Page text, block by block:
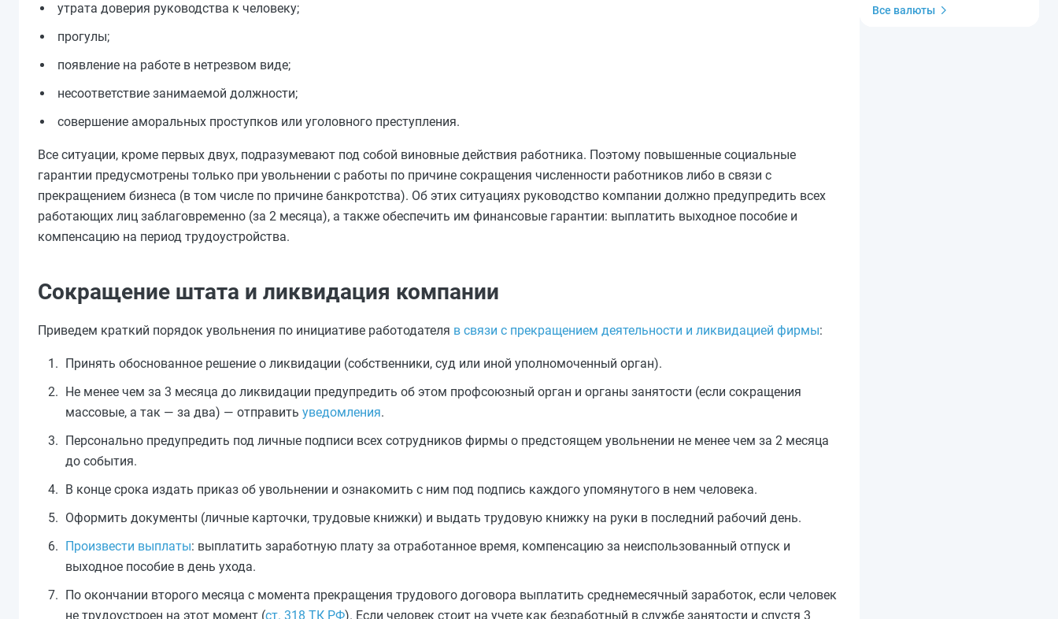
утрата доверия руководства к человеку;
прогулы;
появление на работе в нетрезвом виде;
несоответствие занимаемой должности;
совершение аморальных проступков или уголовного преступления.
Все ситуации, кроме первых двух, подразумевают под собой виновные действия работника. Поэтому повышенные социальные
гарантии предусмотрены только при увольнении с работы по причине сокращения численности работников либо в связи с
прекращением бизнеса (в том числе по причине банкротства). Об этих ситуациях руководство компании должно предупредить всех
работающих лиц заблаговременно (за 2 месяца), а также обеспечить им финансовые гарантии: выплатить выходное пособие и
компенсацию на период трудоустройства.
Сокращение штата и ликвидация компании
Приведем краткий порядок увольнения по инициативе работодателя в связи с прекращением деятельности и ликвидацией фирмы:
Принять обоснованное решение о ликвидации (собственники, суд или иной уполномоченный орган).
Не менее чем за 3 месяца до ликвидации предупредить об этом профсоюзный орган и органы занятости (если сокращения
массовые, а так — за два) — отправить уведомления.
Персонально предупредить под личные подписи всех сотрудников фирмы о предстоящем увольнении не менее чем за 2 месяца
до события.
В конце срока издать приказ об увольнении и ознакомить с ним под подпись каждого упомянутого в нем человека.
Оформить документы (личные карточки, трудовые книжки) и выдать трудовую книжку на руки в последний рабочий день.
Произвести выплаты: выплатить заработную плату за отработанное время, компенсацию за неиспользованный отпуск и
выходное пособие в день ухода.
По окончании второго месяца с момента прекращения трудового договора выплатить среднемесячный заработок, если человек
не трудоустроен на этот момент (ст. 318 ТК РФ). Если человек стоит на учете как безработный в службе занятости и спустя 3
Все валюты